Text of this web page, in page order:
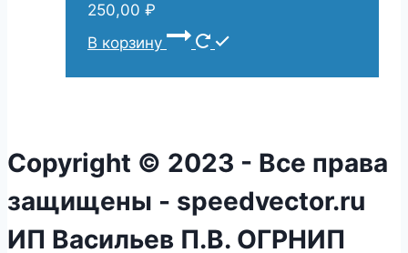
250,00 ₽
В корзину
Copyright © 2023 - Все права
защищены - speedvector.ru
ИП Васильев П.В. ОГРНИП